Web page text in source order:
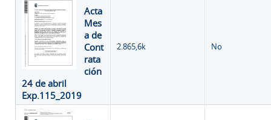
Acta
Mes
a de
Cont
rata
ción
24 de abril
Exp.115_2019
2.865,6k No